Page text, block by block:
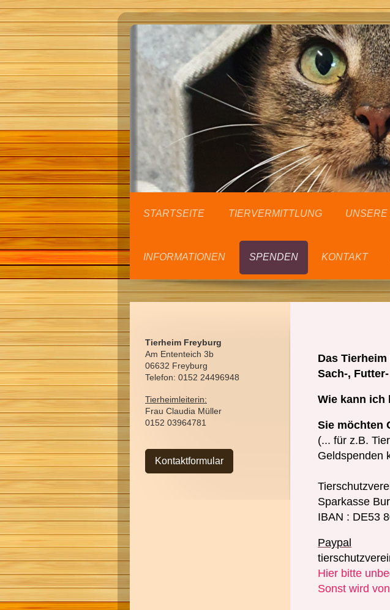
STARTSEITE TIERVERMITTLUNG UNSERE
INFORMATIONEN SPENDEN KONTAKT
Das
Sach-,
Wie kann ich
Sie möchten
(... für z.B.
Geldspenden
Sparkasse
IBAN : DE53
Paypal
Hier bitte
Sonst wird
Tierheim Freyburg
Am Ententeich 3b
06632 Freyburg
Telefon: 0152 24496948
Tierheimleiterin:
Frau Claudia Müller
0152 03964781
Kontaktformular